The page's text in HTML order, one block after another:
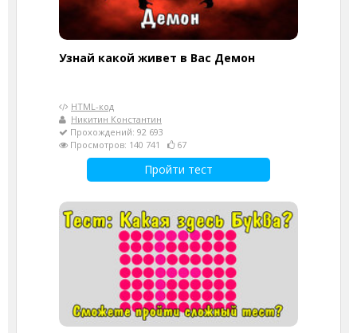
Узнай какой живет в Вас Демон
HTML-код
Никитин Константин
Прохождений: 92 693
Просмотров: 140 741
67
Пройти тест